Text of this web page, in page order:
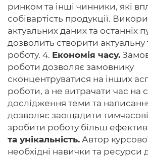
ринком та інші чинники, які
собівартість продукції.
актуальних даних та останніх
дозволить створити актуальну
роботу. 4. Економія часу.
роботи дозволяє замовнику
сконцентруватися на інших
роботи, а не витрачати час на
дослідження теми та
дозволяє заощадити
зробити роботу більш
та унікальність. Автор
необхідні навички та ресурси